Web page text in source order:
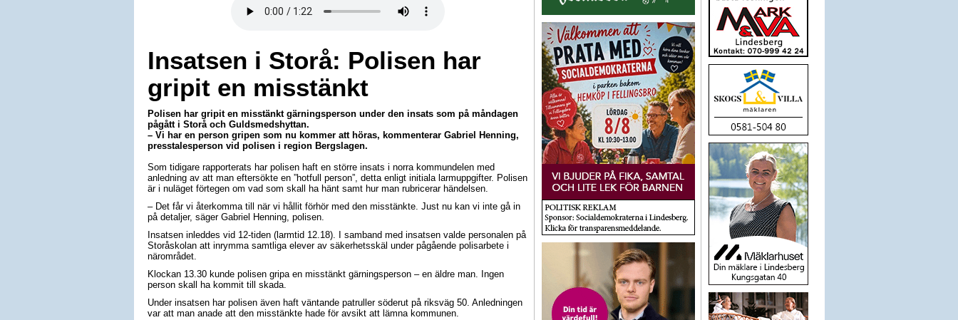
Insatsen i Storå: Polisen har
gripit en misstänkt
Polisen har gripit en misstänkt gärningsperson under den insats som på måndagen
pågått i Storå och Guldsmedshyttan.
– Vi har en person gripen som nu kommer att höras, kommenterar Gabriel Henning,
presstalesperson vid polisen i region Bergslagen.
Som tidigare rapporterats har polisen haft en större insats i norra kommundelen med
anledning av att man eftersökte en ”hotfull person”, detta enligt initiala larmuppgifter. Polisen
är i nuläget förtegen om vad som skall ha hänt samt hur man rubricerar händelsen.
– Det får vi återkomma till när vi hållit förhör med den misstänkte. Just nu kan vi inte gå in
på detaljer, säger Gabriel Henning, polisen.
Insatsen inleddes vid 12-tiden (larmtid 12.18). I samband med insatsen valde personalen på
Storåskolan att inrymma samtliga elever av säkerhetsskäl under pågående polisarbete i
närområdet.
Klockan 13.30 kunde polisen gripa en misstänkt gärningsperson – en äldre man. Ingen
person skall ha kommit till skada.
Under insatsen har polisen även haft väntande patruller söderut på riksväg 50. Anledningen
var att man anade att den misstänkte hade för avsikt att lämna kommunen.